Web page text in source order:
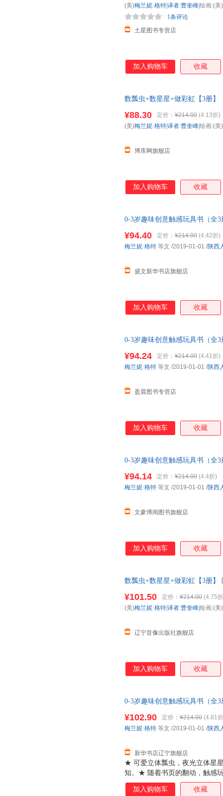
土星图书专营店
1条评论
(美)梅兰妮·格特|译者:曹奎峰|绘画:(美)
加入购物车 收藏
数瓢虫+数星星+做彩虹【3册】
¥88.30 定价： ¥214.00 (4.13折)
博库网旗舰店
(美)梅兰妮·格特|译者:曹奎峰|绘画:(美)
加入购物车 收藏
0-3岁趣味创意触感玩具书（全
¥94.40 定价： ¥214.00 (4.42折)
盛文新华书店旗舰店
梅兰妮·格特 等文 /2019-01-01 /陕西
加入购物车 收藏
0-3岁趣味创意触感玩具书（全
和颜色的玩具书，还可以帮助
得牢。 乐乐趣玩具书
¥94.24 定价： ¥214.00 (4.41折)
盈晨图书专营店
梅兰妮·格特 等文 /2019-01-01 /陕西
加入购物车 收藏
0-3岁趣味创意触感玩具书（全
和颜色的玩具书，还可以帮助
得牢。 乐乐趣玩具书
¥94.14 定价： ¥214.00 (4.4折)
文豪博阅图书旗舰店
梅兰妮·格特 等文 /2019-01-01 /陕西
加入购物车 收藏
数瓢虫+数星星+做彩虹【3册
¥101.50 定价： ¥214.00 (4.75
辽宁音像出版社旗舰店
(美)梅兰妮·格特|译者:曹奎峰|绘画:(美)
加入购物车 收藏
0-3岁趣味创意触感玩具书（全
★ 可爱立体瓢虫，夜光立体星
知。★ 随着书页的翻动，触感
培养宝宝观察力。★ 构思巧妙
主入睡。★ 关键词中英双语，
¥102.90 定价： ¥214.00 (4.81
新华书店辽宁旗舰店
梅兰妮·格特 等文 /2019-01-01 /陕西
加入购物车 收藏